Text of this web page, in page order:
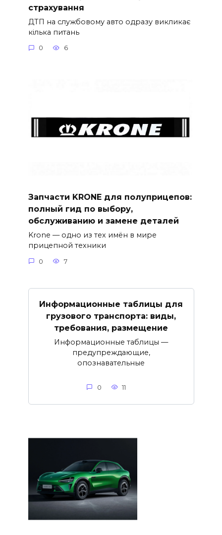
страхування
ДТП на службовому авто одразу викликає
кілька питань
0 6
Запчасти KRONE для полуприцепов:
полный гид по выбору,
обслуживанию и замене деталей
Krone — одно из тех имён в мире
прицепной техники
0 7
Информационные таблицы для
грузового транспорта: виды,
требования, размещение
Информационные таблицы —
предупреждающие,
опознавательные
0 11